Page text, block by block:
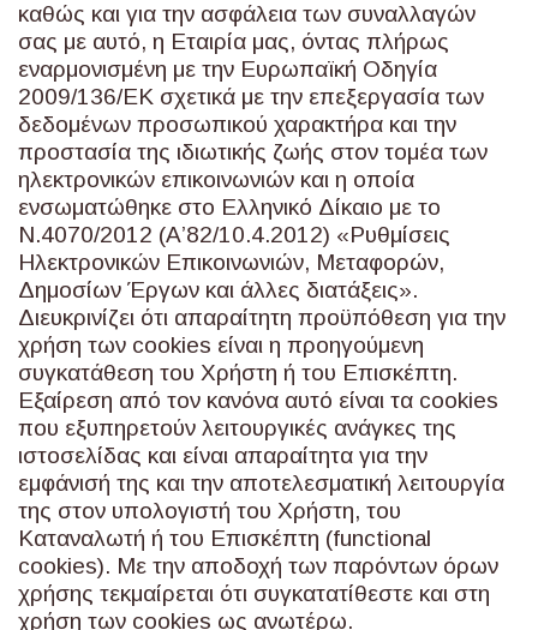
καθώς και για την ασφάλεια των συναλλαγών
σας με αυτό, η Εταιρία μας, όντας πλήρως
εναρμονισμένη με την Ευρωπαϊκή Οδηγία
2009/136/ΕΚ σχετικά με την επεξεργασία των
δεδομένων προσωπικού χαρακτήρα και την
προστασία της ιδιωτικής ζωής στον τομέα των
ηλεκτρονικών επικοινωνιών και η οποία
ενσωματώθηκε στο Ελληνικό Δίκαιο με το
Ν.4070/2012 (Α’82/10.4.2012) «Ρυθμίσεις
Ηλεκτρονικών Επικοινωνιών, Μεταφορών,
Δημοσίων Έργων και άλλες διατάξεις».
Διευκρινίζει ότι απαραίτητη προϋπόθεση για την
χρήση των cookies είναι η προηγούμενη
συγκατάθεση του Χρήστη ή του Επισκέπτη.
Εξαίρεση από τον κανόνα αυτό είναι τα cookies
που εξυπηρετούν λειτουργικές ανάγκες της
ιστοσελίδας και είναι απαραίτητα για την
εμφάνισή της και την αποτελεσματική λειτουργία
της στον υπολογιστή του Χρήστη, του
Καταναλωτή ή του Επισκέπτη (functional
cookies). Με την αποδοχή των παρόντων όρων
χρήσης τεκμαίρεται ότι συγκατατίθεστε και στη
χρήση των cookies ως ανωτέρω.